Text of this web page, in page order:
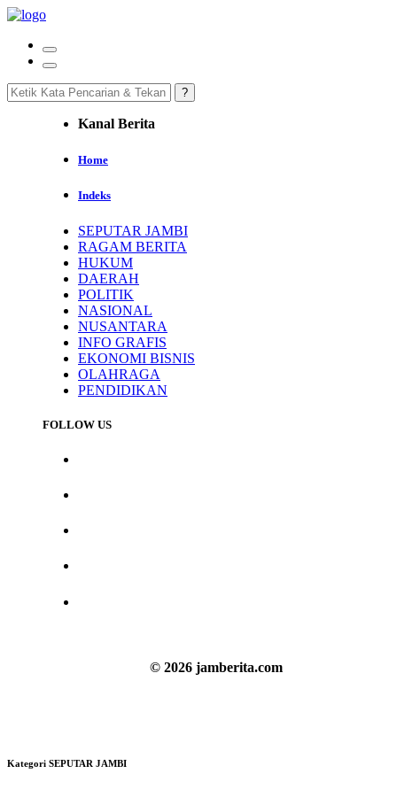
Kanal Berita
Home
Indeks
SEPUTAR JAMBI
RAGAM BERITA
HUKUM
DAERAH
POLITIK
NASIONAL
NUSANTARA
INFO GRAFIS
EKONOMI BISNIS
OLAHRAGA
PENDIDIKAN
FOLLOW US
© 2026 jamberita.com
Kategori SEPUTAR JAMBI